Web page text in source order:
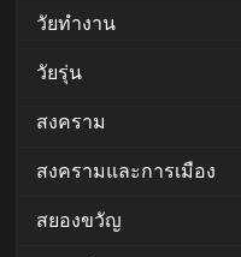
วัยทำงาน
วัยรุ่น
สงคราม
สงครามและการเมือง
สยองขวัญ